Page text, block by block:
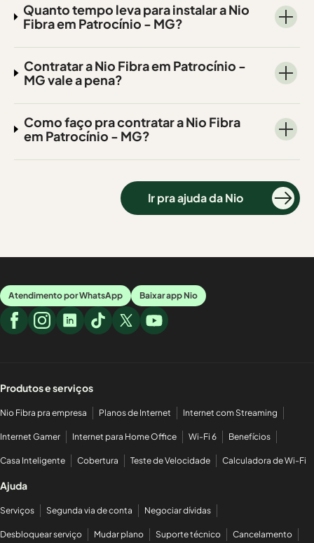
Quanto tempo leva para instalar a Nio
Fibra em Patrocínio - MG?
Contratar a Nio Fibra em Patrocínio -
MG vale a pena?
Como faço pra contratar a Nio Fibra
em Patrocínio - MG?
Ir pra ajuda da Nio
Atendimento por WhatsApp Baixar app Nio
Produtos e serviços
Nio Fibra pra empresa Planos de Internet Internet com Streaming
Internet Gamer Internet para Home Office Wi-Fi 6 Benefícios
Casa Inteligente Cobertura Teste de Velocidade Calculadora de Wi-Fi
Ajuda
Serviços Segunda via de conta Negociar dívidas
Desbloquear serviço Mudar plano Suporte técnico Cancelamento